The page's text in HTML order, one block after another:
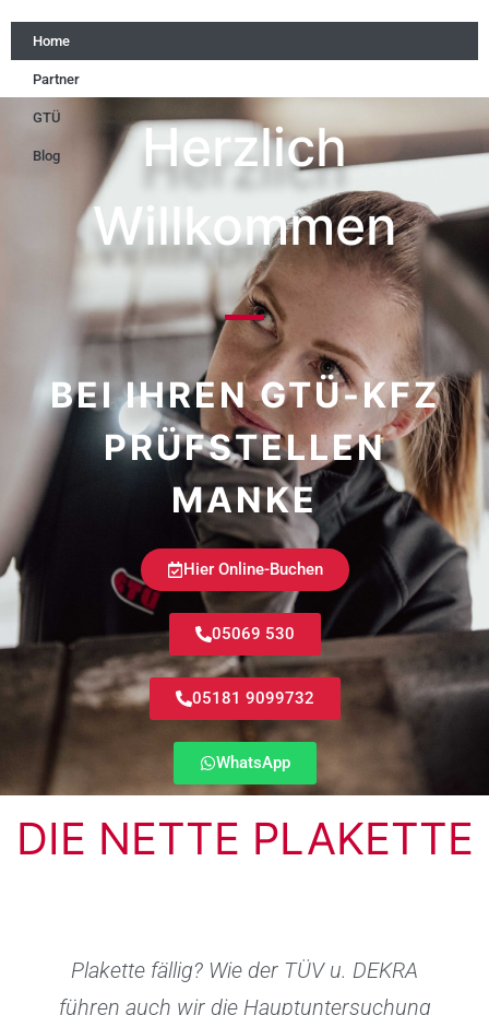
Home
Partner
GTÜ
Blog
Herzlich
Willkommen
BEI IHREN GTÜ-KFZ
PRÜFSTELLEN
MANKE
Hier Online-Buchen
05069 530
05181 9099732
WhatsApp
DIE NETTE PLAKETTE
Plakette fällig? Wie der TÜV u. DEKRA
führen auch wir die Hauptuntersuchung